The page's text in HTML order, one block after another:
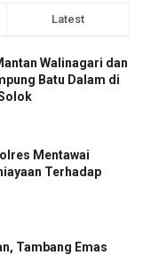
Latest
Walinagari dan
Batu Dalam di
Mentawai
Terhadap
Tambang Emas